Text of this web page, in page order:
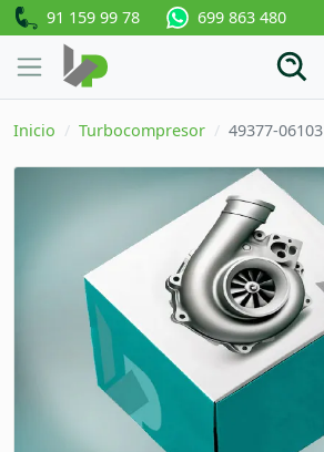
91 159 99 78 699 863 480
Inicio Turbocompresor 49377-06103